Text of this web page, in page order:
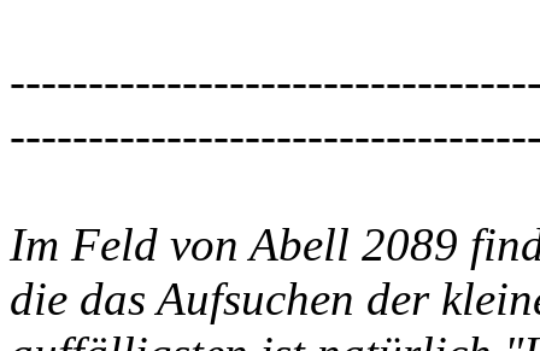
Im Feld von Abell 2089
die das Aufsuchen der